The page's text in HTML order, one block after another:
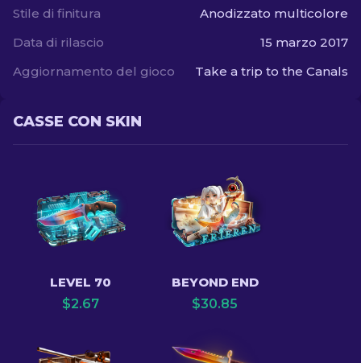
Stile di finitura
Anodizzato multicolore
Data di rilascio
15 marzo 2017
Aggiornamento del gioco
Take a trip to the Canals
CASSE CON SKIN
LEVEL 70
$2.67
BEYOND END
$30.85